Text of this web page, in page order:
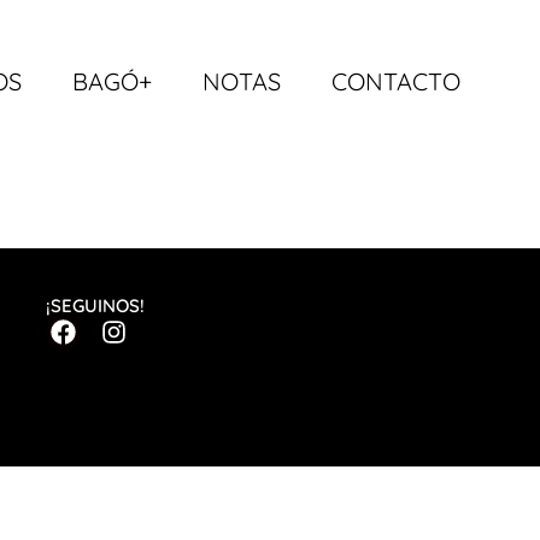
BAGÓ+ NOTAS CONTACTO
¡SEGUINOS!